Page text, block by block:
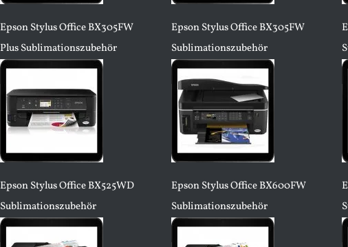
Epson Stylus Office BX305FW
Plus Sublimationszubehör
Epson Stylus Office BX305FW
Sublimationszubehör
Epson Stylus Office BX525WD
Sublimationszubehör
Epson Stylus Office BX600FW
Sublimationszubehör